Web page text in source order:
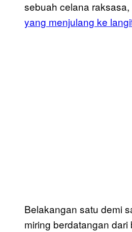
sebuah celana raksasa,
yang menjulang ke
Belakangan satu demi
miring berdatangan